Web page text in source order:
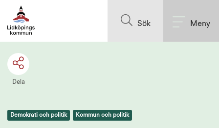
Sök Meny
Dela
Demokrati och politik Kommun och politik